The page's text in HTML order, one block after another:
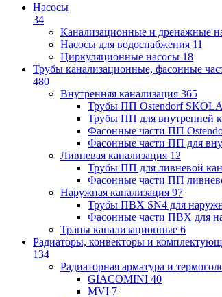
Насосы
34
Канализационные и дренажные
Насосы для водоснабжения 11
Циркуляционные насосы 18
Трубы канализационные, фасонные
480
Внутренняя канализация 365
Трубы ПП Ostendorf
Трубы ПП для внутренней
Фасонные части ПП
Фасонные части ПП для
Ливневая канализация 12
Трубы ПП для ливневой
Фасонные части ПП
Наружная канализация 97
Трубы ПВХ SN4 для
Фасонные части ПВХ для
Трапы канализационные 6
Радиаторы, конвекторы и
134
Радиаторная арматура и
GIACOMINI 40
MVI 7